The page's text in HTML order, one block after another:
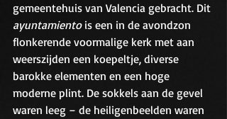
gemeentehuis van Valencia gebracht. Dit
ayuntamiento is een in de avondzon
flonkerende voormalige kerk met aan
weerszijden een koepeltje, diverse
barokke elementen en een hoge
moderne plint. De sokkels aan de gevel
waren leeg – de heiligenbeelden waren